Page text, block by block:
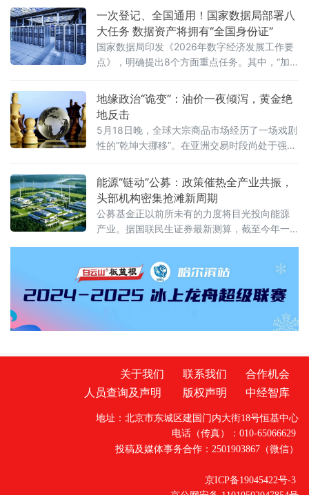
元1年期MLF资金，冲抵当月5000亿元MLF到
期量后实现1000亿元净投放，而就在此之前的
5月中旬，3个月和6个月两个期限的买断式逆回
购刚实现10000亿元规模的净回笼，两者共
一次登记、全国通用！国家数据局部署八
大任务 数据资产将拥有“全国身份证”
国家数据局印发《2026年数字经济发展工作要
点》，明确提出8个方面重点任务。其中，“加
数据要素市场化配置改革的首要举措，成为最
受市场瞩目的政策亮点。数据作为第五大生产
要素，其产权归属长期处于“有财产、无凭证”的
模糊地带。各地分散探索的数
地缘政治“诡变”：油价一夜倾泻，黄金绝
地反击
5月18日晚，全球大宗商品市场经历了一场戏剧
性的“乾坤大挪移”。在亚洲交易时段尚处于强势
下——WTI原油期货失守100美元/桶关键心理
关口，布伦特原油期货同步大幅跳水，盘中跌
幅一度扩大至1%以上。与此同时，黄金市场则
上演了截然相反的剧情：现货黄金在早盘刚刚
跌破4500美元/盎司、创下近两个月新低之后，
能源“链动”公募：政策催热全产业共振，
头部机构密集抢滩新周期
公募基金正以前所未有的力度将目光投向能源
产业。据国联民生证券最新测算，截至今年一
比例已上升至10.15%，较上季度增加了0.86个
百分点。在海内外局势复杂多变的背景下，能
源安全的重要性愈发凸显，从电网延伸到锂电
材料，从电力主题ETF到新能源公募REITs，公
募基金正通过多元化的产品矩阵，打通能源产
业链的“任督二脉”。政策“双重
关于我们 联系我们
合作机会
人员查询及声明
版权声明 中经智库
地址：北京市东城区建国门内大街18号恒基中心
电话（传真）：010-65066629
投稿及媒体事务合作：2501903867（微信）
京ICP备19045422号-3